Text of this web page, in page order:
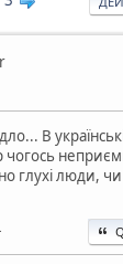
В
глухі люди, чи